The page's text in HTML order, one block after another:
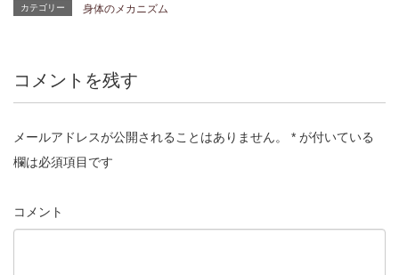
カテゴリー 身体のメカニズム
コメントを残す
メールアドレスが公開されることはありません。 * が付いている
欄は必須項目です
コメント